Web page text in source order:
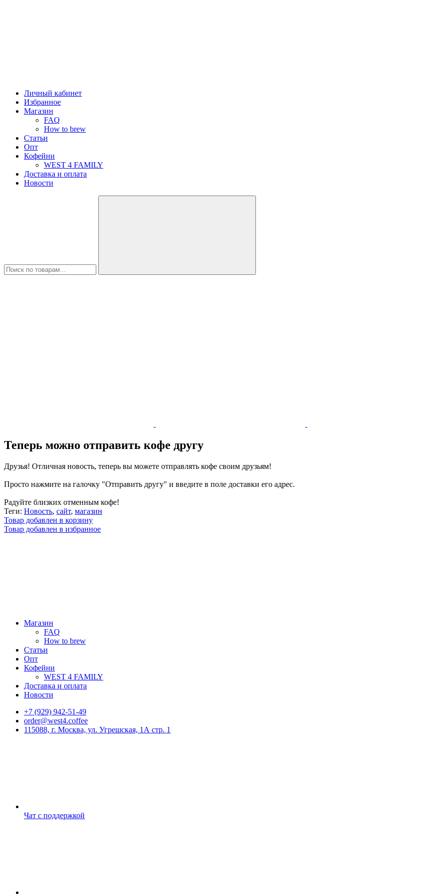
Личный кабинет
Избранное
Магазин
FAQ
How to brew
Статьи
Опт
Кофейни
WEST 4 FAMILY
Доставка и оплата
Новости
Теперь можно отправить кофе другу
Друзья! Отличная новость, теперь вы можете отправлять кофе своим друзьям!
Просто нажмите на галочку "Отправить другу" и введите в поле доставки его адрес.
Радуйте близких отменным кофе!
Теги: Новость, сайт, магазин
Товар добавлен в корзину
Товар добавлен в избранное
Магазин
FAQ
How to brew
Статьи
Опт
Кофейни
WEST 4 FAMILY
Доставка и оплата
Новости
+7 (929) 942-51-49
order@west4.coffee
115088, г. Москва, ул. Угрешская, 1А стр. 1
Чат с поддержкой